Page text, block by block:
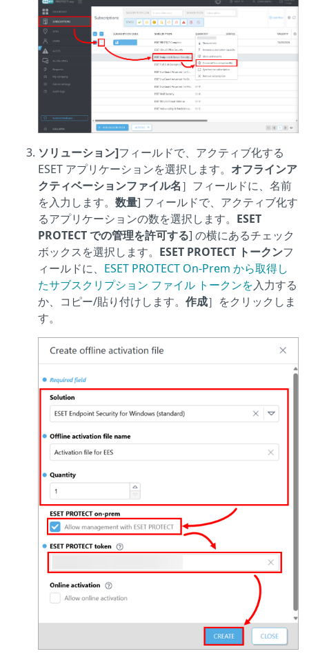
ソリューション]フィールドで、アクティブ化する
ESET アプリケーションを選択します。 オフラインア
クティベーションファイル名］フィールドに、名前
を入力します。 数量] フィールドで、アクティブ化す
るアプリケーションの数を選択します。 ESET
PROTECT での管理を許可する] の横にあるチェック
ボックスを選択します。 ESET PROTECT トークンフ
ィールドに、 ESET PROTECT On-Prem から取得し
たサブスクリプション ファイル トークンを入力する
か、コピー/貼り付けします。 作成］をクリックしま
す。